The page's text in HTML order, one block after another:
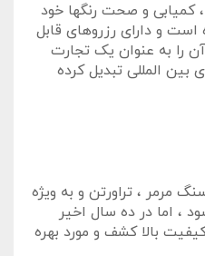
کمیابی و صحت رنگها خود
است و دارای رزروهای قابل
را به عنوان یک تجارت
بین المللی تبدیل کرده
مرمر ، تراورتن و به ویژه
، اما در ده سال اخیر
بالا کشف و مورد بهره